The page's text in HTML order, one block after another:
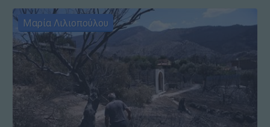
Μαρία Λιλιοπούλου